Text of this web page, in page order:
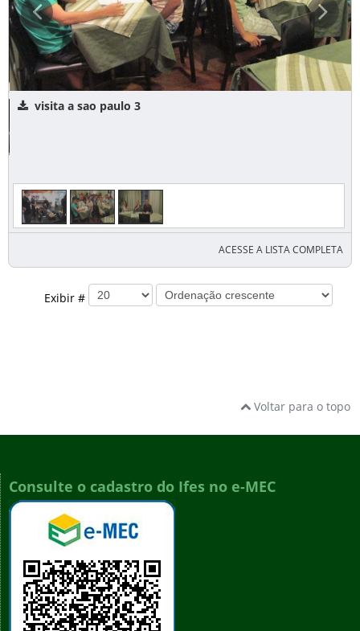
visita a sao paulo 3
ACESSE A LISTA COMPLETA
Exibir #